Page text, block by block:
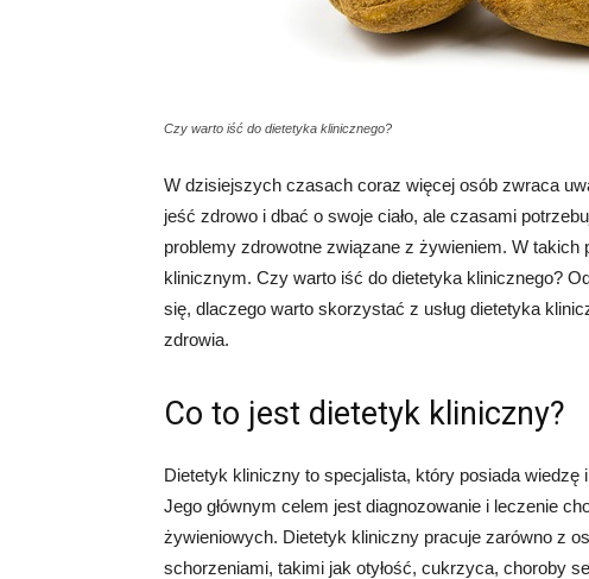
Czy warto iść do dietetyka klinicznego?
W dzisiejszych czasach coraz więcej osób zwraca
jeść zdrowo i dbać o swoje ciało, ale czasami
problemy zdrowotne związane z żywieniem. W
klinicznym. Czy warto iść do dietetyka klinicznego?
się, dlaczego warto skorzystać z usług dietetyka
zdrowia.
Co to jest dietetyk kliniczny?
Dietetyk kliniczny to specjalista, który posiada wiedzę
Jego głównym celem jest diagnozowanie i leczenie
żywieniowych. Dietetyk kliniczny pracuje zarówno z
schorzeniami, takimi jak otyłość, cukrzyca, choroby